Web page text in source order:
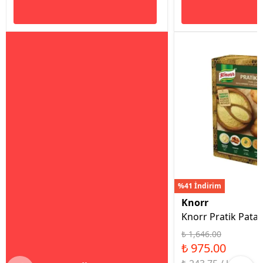
%41 İndirim
Knorr
Knorr Pratik
₺ 1,646.00
₺ 975.00